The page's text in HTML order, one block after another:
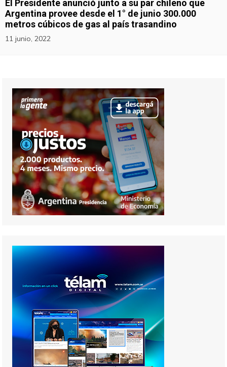
El Presidente anunció junto a su par chileno que
Argentina provee desde el 1° de junio 300.000
metros cúbicos de gas al país trasandino
11 junio, 2022